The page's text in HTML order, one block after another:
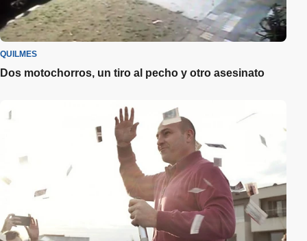
QUILMES
Dos motochorros, un tiro al pecho y otro asesinato